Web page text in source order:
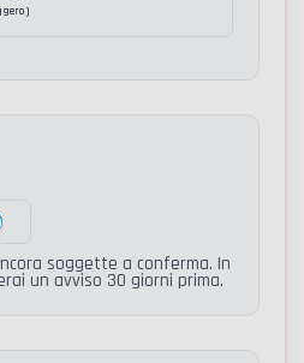
)
soggette a conferma. In
un avviso 30 giorni prima.